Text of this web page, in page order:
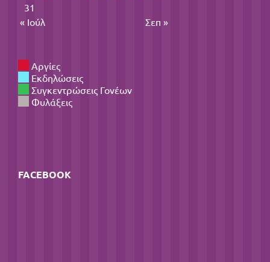
31
« Ιούλ
Σεπ »
Αργίες
Εκδηλώσεις
Συγκεντρώσεις Γονέων
Φυλάξεις
FACEBOOK